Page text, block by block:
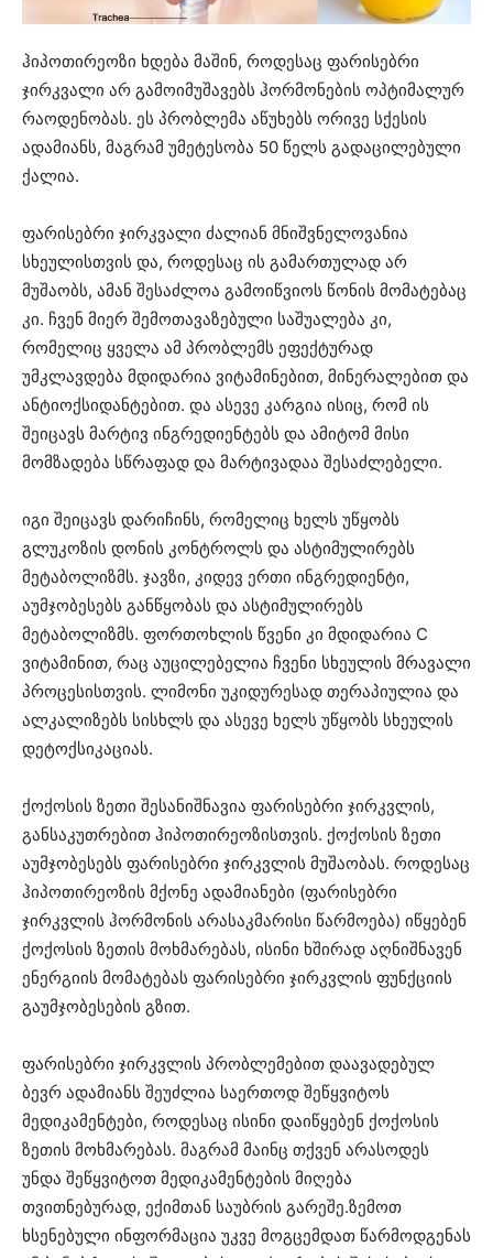
ჰიპოთირეოზი ხდება მაშინ, როდესაც ფარისებრი
ჯირკვალი არ გამოიმუშავებს ჰორმონების ოპტიმალურ
რაოდენობას. ეს პრობლემა აწუხებს ორივე სქესის
ადამიანს, მაგრამ უმეტესობა 50 წელს გადაცილებული
ქალია.
ფარისებრი ჯირკვალი ძალიან მნიშვნელოვანია
სხეულისთვის და, როდესაც ის გამართულად არ
მუშაობს, ამან შესაძლოა გამოიწვიოს წონის მომატებაც
კი. ჩვენ მიერ შემოთავაზებული საშუალება კი,
რომელიც ყველა ამ პრობლემს ეფექტურად
უმკლავდება მდიდარია ვიტამინებით, მინერალებით და
ანტიოქსიდანტებით. და ასევე კარგია ისიც, რომ ის
შეიცავს მარტივ ინგრედიენტებს და ამიტომ მისი
მომზადება სწრაფად და მარტივადაა შესაძლებელი.
იგი შეიცავს დარიჩინს, რომელიც ხელს უწყობს
გლუკოზის დონის კონტროლს და ასტიმულირებს
მეტაბოლიზმს. ჯავზი, კიდევ ერთი ინგრედიენტი,
აუმჯობესებს განწყობას და ასტიმულირებს
მეტაბოლიზმს. ფორთოხლის წვენი კი მდიდარია C
ვიტამინით, რაც აუცილებელია ჩვენი სხეულის მრავალი
პროცესისთვის. ლიმონი უკიდურესად თერაპიულია და
ალკალიზებს სისხლს და ასევე ხელს უწყობს სხეულის
დეტოქსიკაციას.
ქოქოსის ზეთი შესანიშნავია ფარისებრი ჯირკვლის,
განსაკუთრებით ჰიპოთირეოზისთვის. ქოქოსის ზეთი
აუმჯობესებს ფარისებრი ჯირკვლის მუშაობას. როდესაც
ჰიპოთირეოზის მქონე ადამიანები (ფარისებრი
ჯირკვლის ჰორმონის არასაკმარისი წარმოება) იწყებენ
ქოქოსის ზეთის მოხმარებას, ისინი ხშირად აღნიშნავენ
ენერგიის მომატებას ფარისებრი ჯირკვლის ფუნქციის
გაუმჯობესების გზით.
ფარისებრი ჯირკვლის პრობლემებით დაავადებულ
ბევრ ადამიანს შეუძლია საერთოდ შეწყვიტოს
მედიკამენტები, როდესაც ისინი დაიწყებენ ქოქოსის
ზეთის მოხმარებას. მაგრამ მაინც თქვენ არასოდეს
უნდა შეწყვიტოთ მედიკამენტების მიღება
თვითნებურად, ექიმთან საუბრის გარეშე.ზემოთ
ხსენებული ინფორმაცია უკვე მოგცემდათ წარმოდგენას